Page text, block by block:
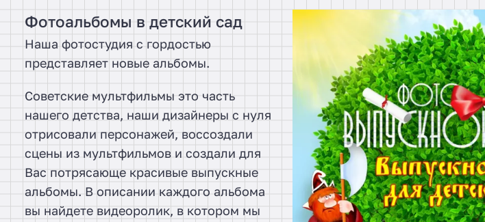
Фотоальбомы в детский сад
Наша фотостудия с гордостью
представляет новые альбомы.
Советские мультфильмы это часть
нашего детства, наши дизайнеры с нуля
отрисовали персонажей, воссоздали
сцены из мультфильмов и создали для
Вас потрясающе красивые выпускные
альбомы. В описании каждого альбома
вы найдете видеоролик, в котором мы